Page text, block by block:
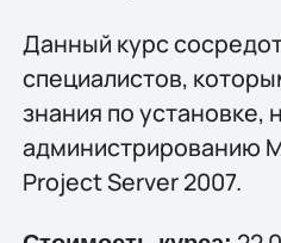
Данный курс
специалистов,
знания по установке,
администрированию
Project Server 2007.